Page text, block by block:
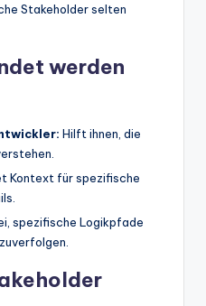
Stakeholder selten
werden
Hilft ihnen, die
Kontext für spezifische
spezifische Logikpfade